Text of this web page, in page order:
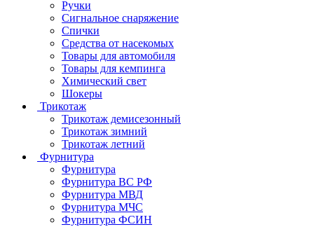
Ручки
Сигнальное снаряжение
Спички
Средства от насекомых
Товары для автомобиля
Товары для кемпинга
Химический свет
Шокеры
Трикотаж
Трикотаж демисезонный
Трикотаж зимний
Трикотаж летний
Фурнитура
Фурнитура
Фурнитура ВС РФ
Фурнитура МВД
Фурнитура МЧС
Фурнитура ФСИН